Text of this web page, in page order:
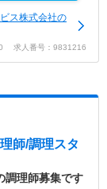
ス株式会社の
求人番号：9831216
師/調理スタ
調理師募集です